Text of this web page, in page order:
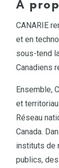
À
CANARIE
et en
sous-tend
Canadiens
Ensemble,
et
Réseau
Canada.
instituts de
publics,